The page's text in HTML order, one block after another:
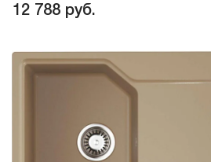
12 788 руб.